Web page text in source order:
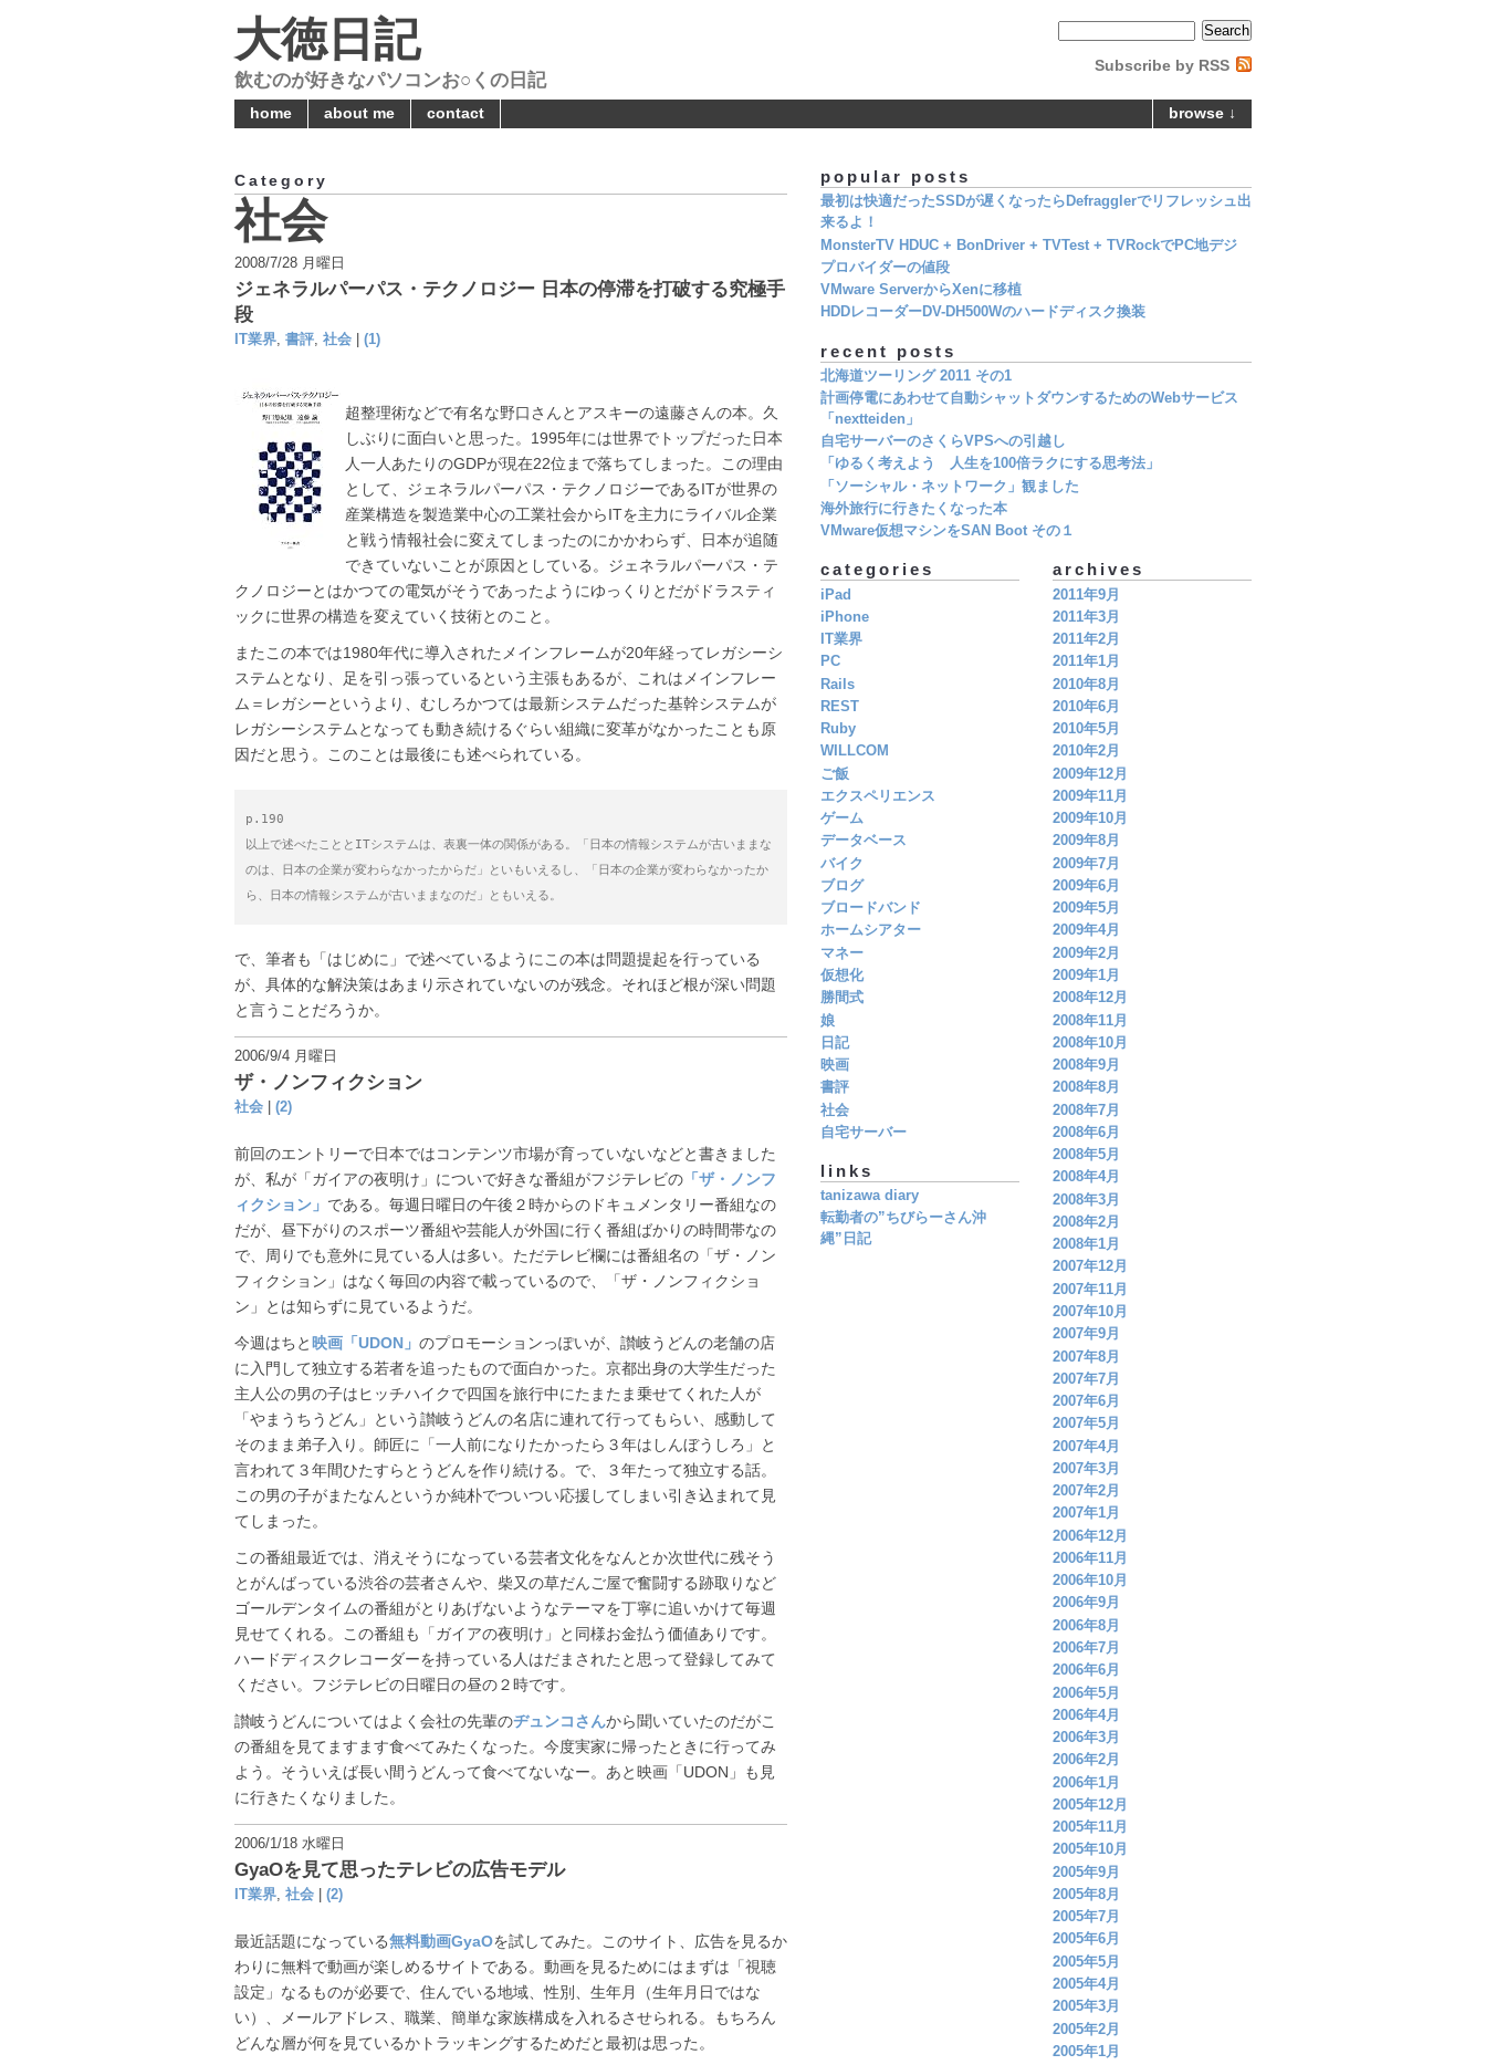
Subscribe by RSS
大徳日記
飲むのが好きなパソコンお○くの日記
home about me contact browse ↓
Category
社会
2008/7/28 月曜日
ジェネラルパーパス・テクノロジー 日本の停滞を打破する究極手
段
IT業界, 書評, 社会 (1)
超整理術などで有名な野口さんとアスキーの遠藤さんの本。久
しぶりに面白いと思った。1995年には世界でトップだった日本
人一人あたりのGDPが現在22位まで落ちてしまった。この理由
として、ジェネラルパーパス・テクノロジーであるITが世界の
産業構造を製造業中心の工業社会からITを主力にライバル企業
と戦う情報社会に変えてしまったのにかかわらず、日本が追随
できていないことが原因としている。ジェネラルパーパス・テ
クノロジーとはかつての電気がそうであったようにゆっくりとだがドラスティ
ックに世界の構造を変えていく技術とのこと。
またこの本では1980年代に導入されたメインフレームが20年経ってレガシーシ
ステムとなり、足を引っ張っているという主張もあるが、これはメインフレー
ム＝レガシーというより、むしろかつては最新システムだった基幹システムが
レガシーシステムとなっても動き続けるぐらい組織に変革がなかったことも原
因だと思う。このことは最後にも述べられている。
p.190
以上で述べたこととITシステムは、表裏一体の関係がある。「日本の情報システムが古いままな
のは、日本の企業が変わらなかったからだ」といもいえるし、「日本の企業が変わらなかったか
ら、日本の情報システムが古いままなのだ」ともいえる。
で、筆者も「はじめに」で述べているようにこの本は問題提起を行っている
が、具体的な解決策はあまり示されていないのが残念。それほど根が深い問題
と言うことだろうか。
2006/9/4 月曜日
ザ・ノンフィクション
社会 (2)
前回のエントリーで日本ではコンテンツ市場が育っていないなどと書きました
が、私が「ガイアの夜明け」についで好きな番組がフジテレビの 「ザ・ノンフ
ィクション」 である。毎週日曜日の午後２時からのドキュメンタリー番組なの
だが、昼下がりのスポーツ番組や芸能人が外国に行く番組ばかりの時間帯なの
で、周りでも意外に見ている人は多い。ただテレビ欄には番組名の「ザ・ノン
フィクション」はなく毎回の内容で載っているので、「ザ・ノンフィクショ
ン」とは知らずに見ているようだ。
今週はちと 映画「UDON」 のプロモーションっぽいが、讃岐うどんの老舗の店
に入門して独立する若者を追ったもので面白かった。京都出身の大学生だった
主人公の男の子はヒッチハイクで四国を旅行中にたまたま乗せてくれた人が
「やまうちうどん」という讃岐うどんの名店に連れて行ってもらい、感動して
そのまま弟子入り。師匠に「一人前になりたかったら３年はしんぼうしろ」と
言われて３年間ひたすらとうどんを作り続ける。で、３年たって独立する話。
この男の子がまたなんというか純朴でついつい応援してしまい引き込まれて見
てしまった。
この番組最近では、消えそうになっている芸者文化をなんとか次世代に残そう
とがんばっている渋谷の芸者さんや、柴又の草だんご屋で奮闘する跡取りなど
ゴールデンタイムの番組がとりあげないようなテーマを丁寧に追いかけて毎週
見せてくれる。この番組も「ガイアの夜明け」と同様お金払う価値ありです。
ハードディスクレコーダーを持っている人はだまされたと思って登録してみて
ください。フジテレビの日曜日の昼の２時です。
讃岐うどんについてはよく会社の先輩のヂュンコさんから聞いていたのだがこ
の番組を見てますます食べてみたくなった。今度実家に帰ったときに行ってみ
よう。そういえば長い間うどんって食べてないなー。あと映画「UDON」も見
に行きたくなりました。
2006/1/18 水曜日
GyaOを見て思ったテレビの広告モデル
IT業界, 社会 (2)
最近話題になっている無料動画GyaOを試してみた。このサイト、広告を見るか
わりに無料で動画が楽しめるサイトである。動画を見るためにはまずは「視聴
設定」なるものが必要で、住んでいる地域、性別、生年月（生年月日ではな
い）、メールアドレス、職業、簡単な家族構成を入れるさせられる。もちろん
どんな層が何を見ているかトラッキングするためだと最初は思った。
popular posts
最初は快適だったSSDが遅くなったらDefragglerでリフレッシュ出
来るよ！
MonsterTV HDUC + BonDriver + TVTest + TVRockでPC地デジ
プロバイダーの値段
VMware ServerからXenに移植
HDDレコーダーDV-DH500Wのハードディスク換装
recent posts
北海道ツーリング 2011 その1
計画停電にあわせて自動シャットダウンするためのWebサービス
「nextteiden」
自宅サーバーのさくらVPSへの引越し
「ゆるく考えよう 人生を100倍ラクにする思考法」
「ソーシャル・ネットワーク」観ました
海外旅行に行きたくなった本
VMware仮想マシンをSAN Boot その１
archives
2011年9月
2011年3月
2011年2月
2011年1月
2010年8月
2010年6月
2010年5月
2010年2月
2009年12月
2009年11月
2009年10月
2009年8月
2009年7月
2009年6月
2009年5月
2009年4月
2009年2月
2009年1月
2008年12月
2008年11月
2008年10月
2008年9月
2008年8月
2008年7月
2008年6月
2008年5月
2008年4月
2008年3月
2008年2月
2008年1月
2007年12月
2007年11月
2007年10月
2007年9月
2007年8月
2007年7月
2007年6月
2007年5月
2007年4月
2007年3月
2007年2月
2007年1月
2006年12月
2006年11月
2006年10月
2006年9月
2006年8月
2006年7月
2006年6月
2006年5月
2006年4月
2006年3月
2006年2月
2006年1月
2005年12月
2005年11月
2005年10月
2005年9月
2005年8月
2005年7月
2005年6月
2005年5月
2005年4月
2005年3月
2005年2月
2005年1月
categories
iPad
iPhone
IT業界
PC
Rails
REST
Ruby
WILLCOM
ご飯
エクスペリエンス
ゲーム
データベース
バイク
ブログ
ブロードバンド
ホームシアター
マネー
仮想化
勝間式
娘
日記
映画
書評
社会
自宅サーバー
links
tanizawa diary
転勤者の”ちびらーさん沖
縄”日記